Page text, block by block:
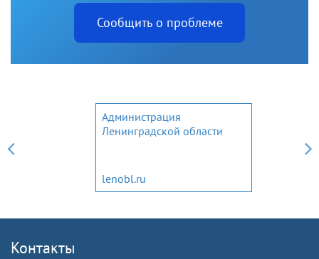
Сообщить о проблеме
Администрация
Ленинградской области
lenobl.ru
Контакты